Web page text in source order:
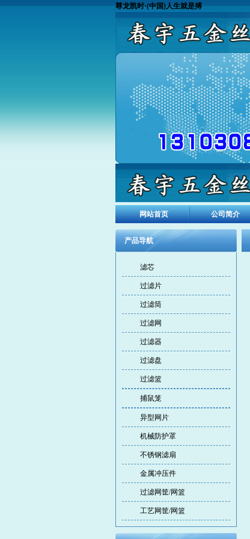
尊龙凯时·(中国)人生就是搏
网站首页 公司简介
产品导航
滤芯
过滤片
过滤筒
过滤网
过滤器
过滤盘
过滤篮
捕鼠笼
异型网片
机械防护罩
不锈钢滤扇
金属冲压件
过滤网筐/网篮
工艺网筐/网篮